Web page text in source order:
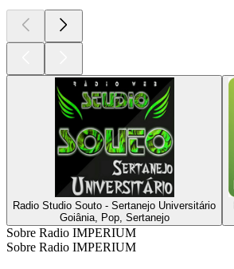
Radio Studio Souto - Sertanejo Universitário
Goiânia, Pop, Sertanejo
Sobre Radio IMPERIUM
Sobre Radio IMPERIUM